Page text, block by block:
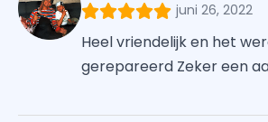
juni 26, 2022
Heel vriendelijk en het
gerepareerd Zeker een